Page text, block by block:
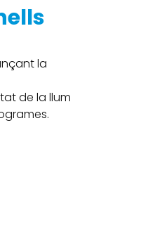
la
de la llum